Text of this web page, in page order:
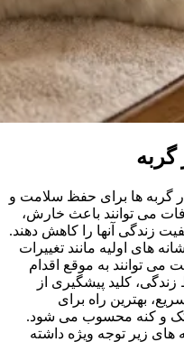
گربه‌ ها برای حفظ سلامت و
می‌ توانند باعث خارش،
زندگی آنها را کاهش دهند.
های اولیه مانند تغییرات
توانند به موقع اقدام
کلید پیشگیری از
بهترین راه برای
و کنه محسوب می‌ شود.
های زیر توجه ویژه داشته